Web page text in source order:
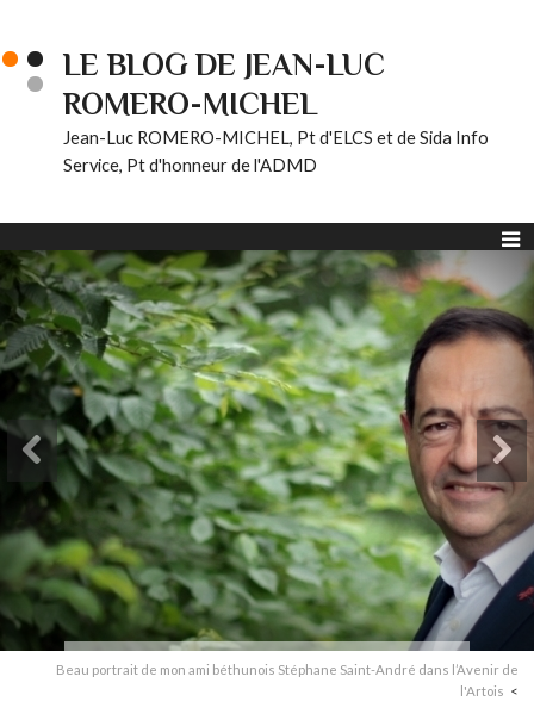
LE BLOG DE JEAN-LUC
ROMERO-MICHEL
Jean-Luc ROMERO-MICHEL, Pt d'ELCS et de Sida Info
Service, Pt d'honneur de l'ADMD
Beau portrait de mon ami béthunois Stéphane Saint-André dans l’Avenir de
l'Artois